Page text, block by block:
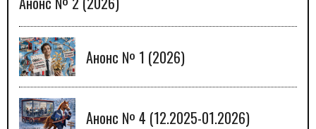
Анонс № 1 (2026)
Анонс № 4 (12.2025-01.2026)